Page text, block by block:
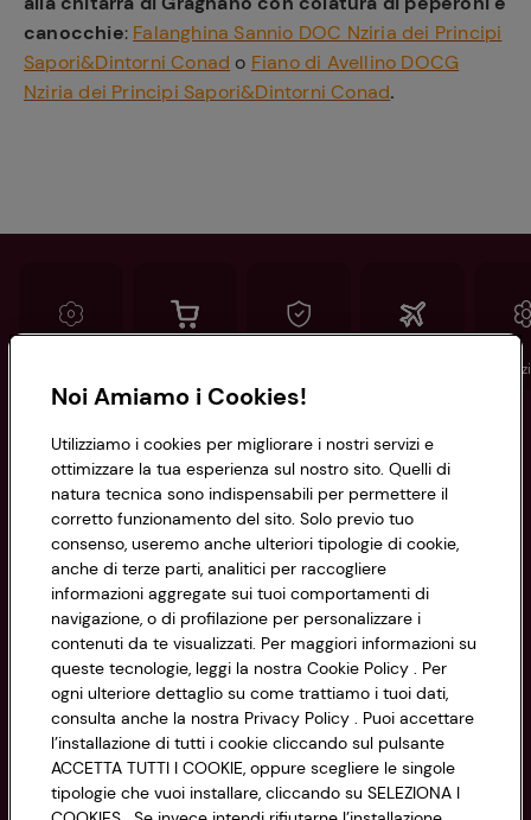
canocchie: Falanghina Sannio DOC Nziria dei Principi
Sapori&Dintorni Conad o Fiano di Avellino DOCG
Nziria dei Principi Sapori&Dintorni Conad.
Informazioni
Privacy Policy
Cookie Policy
Impostazioni Cookie
Accessibilità
CONAD SOCIETÀ COOPERATIVA
Via Michelino, 59 | 40127 BOLOGNA
Codice Fiscale e Registro Imprese
di Bologna 00865960157
PARTITA IVA 03320960374
Servizio clienti
Noi Amiamo i Cookies!
Utilizziamo i cookies per migliorare i nostri servizi e
ottimizzare la tua esperienza sul nostro sito. Quelli di
natura tecnica sono indispensabili per permettere il
corretto funzionamento del sito. Solo previo tuo
consenso, useremo anche ulteriori tipologie di cookie,
anche di terze parti, analitici per raccogliere
informazioni aggregate sui tuoi comportamenti di
navigazione, o di profilazione per personalizzare i
contenuti da te visualizzati. Per maggiori informazioni su
queste tecnologie, leggi la nostra Cookie Policy . Per
ogni ulteriore dettaglio su come trattiamo i tuoi dati,
consulta anche la nostra Privacy Policy . Puoi accettare
l’installazione di tutti i cookie cliccando sul pulsante
ACCETTA TUTTI I COOKIE, oppure scegliere le singole
tipologie che vuoi installare, cliccando su SELEZIONA I